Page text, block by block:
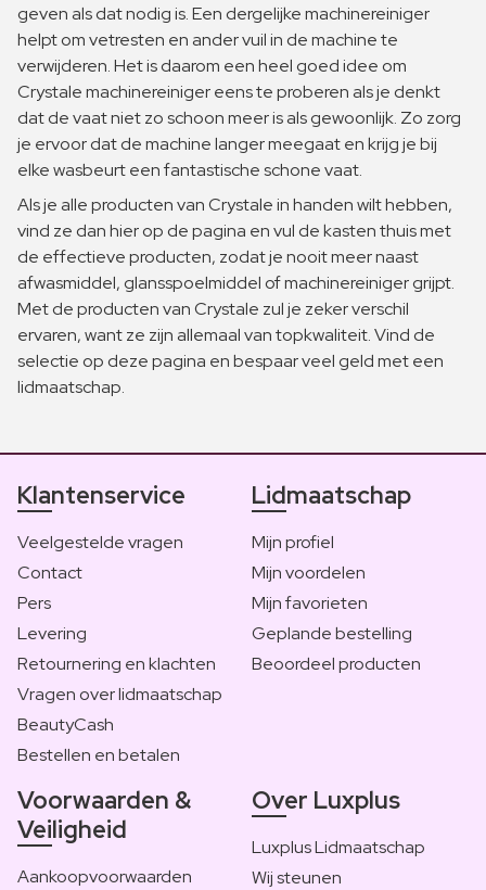
geven als dat nodig is. Een dergelijke machinereiniger
helpt om vetresten en ander vuil in de machine te
verwijderen. Het is daarom een ​​heel goed idee om
Crystale machinereiniger eens te proberen als je denkt
dat de vaat niet zo schoon meer is als gewoonlijk. Zo zorg
je ervoor dat de machine langer meegaat en krijg je bij
elke wasbeurt een fantastische schone vaat.
Als je alle producten van Crystale in handen wilt hebben,
vind ze dan hier op de pagina en vul de kasten thuis met
de effectieve producten, zodat je nooit meer naast
afwasmiddel, glansspoelmiddel of machinereiniger grijpt.
Met de producten van Crystale zul je zeker verschil
ervaren, want ze zijn allemaal van topkwaliteit. Vind de
selectie op deze pagina en bespaar veel geld met een
lidmaatschap.
Klantenservice
Veelgestelde vragen
Contact
Pers
Levering
Retournering en klachten
Vragen over lidmaatschap
BeautyCash
Bestellen en betalen
Lidmaatschap
Mijn profiel
Mijn voordelen
Mijn favorieten
Geplande bestelling
Beoordeel producten
Voorwaarden &
Veiligheid
Aankoopvoorwaarden
Over Luxplus
Luxplus Lidmaatschap
Wij steunen